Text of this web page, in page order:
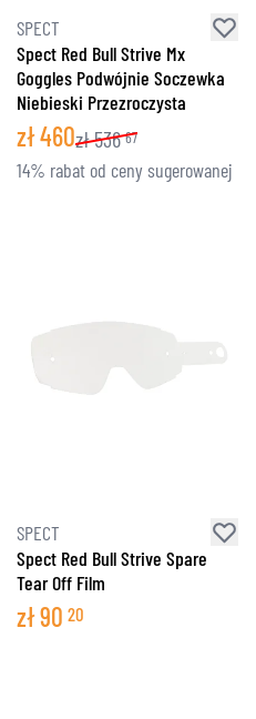
SPECT
Spect Red Bull Strive Mx
Goggles Podwójnie Soczewka
Niebieski Przezroczysta
zł460zł536 67
14% rabat od ceny sugerowanej
SPECT
Spect Red Bull Strive Spare
Tear Off Film
zł90 20